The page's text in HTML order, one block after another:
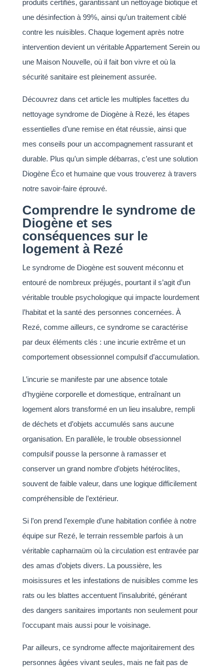
produits certifiés, garantissant un nettoyage biotique et
une désinfection à 99%, ainsi qu’un traitement ciblé
contre les nuisibles. Chaque logement après notre
intervention devient un véritable Appartement Serein ou
une Maison Nouvelle, où il fait bon vivre et où la
sécurité sanitaire est pleinement assurée.
Découvrez dans cet article les multiples facettes du
nettoyage syndrome de Diogène à Rezé, les étapes
essentielles d’une remise en état réussie, ainsi que
mes conseils pour un accompagnement rassurant et
durable. Plus qu’un simple débarras, c’est une solution
Diogène Éco et humaine que vous trouverez à travers
notre savoir-faire éprouvé.
Comprendre le syndrome de
Diogène et ses
conséquences sur le
logement à Rezé
Le syndrome de Diogène est souvent méconnu et
entouré de nombreux préjugés, pourtant il s’agit d’un
véritable trouble psychologique qui impacte lourdement
l’habitat et la santé des personnes concernées. À
Rezé, comme ailleurs, ce syndrome se caractérise
par deux éléments clés : une incurie extrême et un
comportement obsessionnel compulsif d’accumulation.
L’incurie se manifeste par une absence totale
d’hygiène corporelle et domestique, entraînant un
logement alors transformé en un lieu insalubre, rempli
de déchets et d’objets accumulés sans aucune
organisation. En parallèle, le trouble obsessionnel
compulsif pousse la personne à ramasser et
conserver un grand nombre d’objets hétéroclites,
souvent de faible valeur, dans une logique difficilement
compréhensible de l’extérieur.
Si l’on prend l’exemple d’une habitation confiée à notre
équipe sur Rezé, le terrain ressemble parfois à un
véritable capharnaüm où la circulation est entravée par
des amas d’objets divers. La poussière, les
moisissures et les infestations de nuisibles comme les
rats ou les blattes accentuent l’insalubrité, générant
des dangers sanitaires importants non seulement pour
l’occupant mais aussi pour le voisinage.
Par ailleurs, ce syndrome affecte majoritairement des
personnes âgées vivant seules, mais ne fait pas de